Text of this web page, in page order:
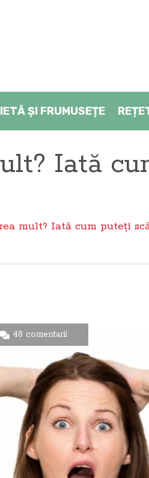
ŞI FRUMUSEȚE
Iată
mult? Iată cum puteți
48 comentarii